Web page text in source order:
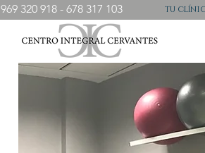
969 320 918 - 678 317 103 tu